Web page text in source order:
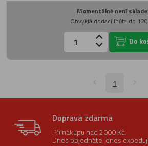
Momentálně není
Obvyklá dodací lhůta do
Do
1
Doprava zdarma
Při nákupu nad 2000 Kč.
Dnes objednáte, dnes